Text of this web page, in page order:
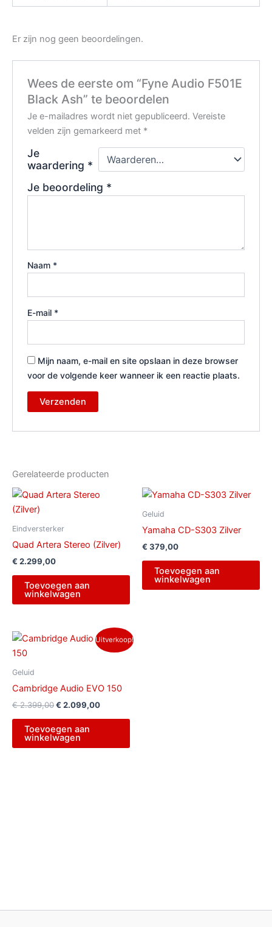
Er zijn nog geen beoordelingen.
Wees de eerste om “Fyne Audio F501E
Black Ash” te beoordelen
Je e-mailadres wordt niet gepubliceerd. Vereiste
velden zijn gemarkeerd met *
Je
waardering *
Je beoordeling *
Naam *
E-mail *
Mijn naam, e-mail en site opslaan in deze browser
voor de volgende keer wanneer ik een reactie plaats.
Gerelateerde producten
Eindversterker
Quad Artera Stereo (Zilver)
€ 2.299,00
Toevoegen aan
winkelwagen
Geluid
Yamaha CD-S303 Zilver
€ 379,00
Toevoegen aan
winkelwagen
Uitverkoop!
Geluid
Cambridge Audio EVO 150
€2.399,00
Oorspronkelijke
prijs
€ 2.099,00
Huidige
prijs
Toevoegen aan
winkelwagen